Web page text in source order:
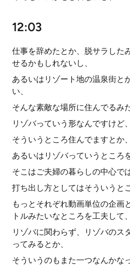
12:03
仕事を辞めたとか、脱サラした
せるかもしれないし、
あるいはリゾート地の温泉街と
い、
そんな素敵な場所に住んでるみ
リゾバっていう形なんですけど、
そういうところ住んでますとか、
あるいはリゾバっていうところ
そこはご夫婦の暮らしの中心で
打ち出し方としてはそういうと
もっとそれぞれ動画単位の企画
トルみたいなところを工夫して、
リゾバに関わらず、リゾバのス
ってみるとか、
そういうのもまた一つなんかな